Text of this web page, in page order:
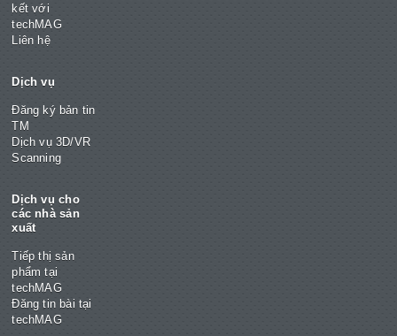
kết với
techMAG
Liên hệ
Dịch vụ
Đăng ký bản tin
TM
Dịch vụ 3D/VR
Scanning
Dịch vụ cho
các nhà sản
xuất
Tiếp thị sản
phẩm tại
techMAG
Đăng tin bài tại
techMAG